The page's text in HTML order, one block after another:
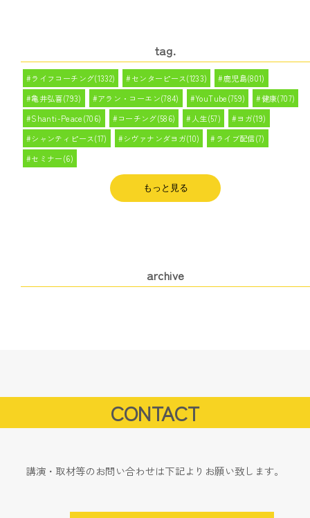
tag.
ライフコーチング(1332) センターピース(1233)
鹿児島(801)
亀井弘喜(793)
アラン・コーエン(784) YouTube(759)
健康(707)
Shanti-Peace(706)
コーチング(586) 人生(57)
ヨガ(19)
シャンティピース(17)
シヴァナンダヨガ(10)
ライブ配信(7)
セミナー(6)
もっと見る
archive
CONTACT
講演・取材等のお問い合わせは下記よりお願い致します。